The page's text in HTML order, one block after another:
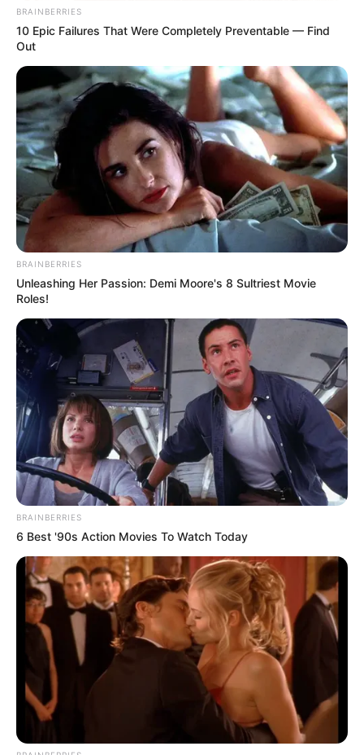
ΑΛΕΞΑΝΔΡΟΣ ΖΕΥΣ Ο
ΑΡΧΗΓΟΣ ΤΩΝ ΕΛ. Ο
ΑΠΟΛΥΤΟΣ ΚΥΡΙΑΡΧΟΣ.
ΕΙΝΑΙ ΕΔΩ, ΕΙΝΑΙ...
ΕΙΜΑΣΤΕ ΣΤΗΝ ΤΕΛΙΚΗ
ΕΥΘΕΙΑ.. ΕΙΝΑΙ ΕΔΩ.. ΕΙΝΑΙ
ΜΑΖΙ ΜΑΣ, ΜΑΣ
ΠΡΟΣΤΑΤΕΥΟΥΝ ΚΑΙ...
ΕΒΡΑΙΟΙ ΚΑΙ ΕΠΑΝΑΣΤΑΣΕΙΣ….
Ο ΠΟΥ υπό έλεγχο:
συγκρούσεις συμφερόντων
Email address:
Όλα τα κείμενα και οι εικόνες είναι πνευματική ιδιοκτησία του
ΝΙΚΟΛΑΟΣ ΑΝΑΞΙΜΑΝΔΡΟΣ. Aπαγορεύεται η αναπαραγωγή, η
αναδημοσίευση και η τροποποίησή τους χωρίς προηγούμενη
γραπτή άδεια του δημιουργού τους. Με επιφύλαξη κάθε νόμιμου
Πολιτική Απορρήτουτου website πριν
να το χρησιμοποιήσετε, καθώς χρησιμοποιώντας το την
BRAINBERRIES
10 Epic Failures That Were Completely Preventable — Find
Out
BRAINBERRIES
Unleashing Her Passion: Demi Moore's 8 Sultriest Movie
Roles!
BRAINBERRIES
6 Best '90s Action Movies To Watch Today